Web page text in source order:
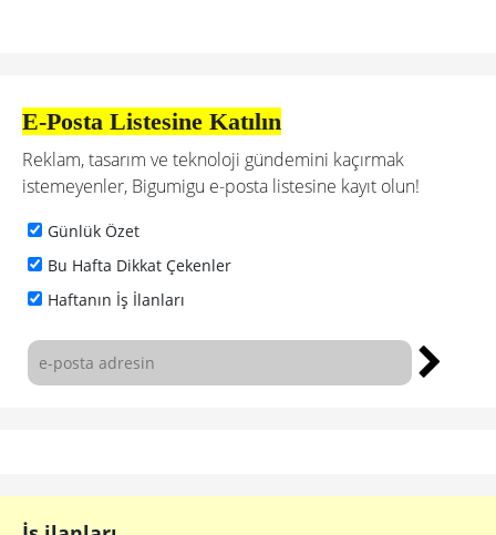
E-Posta Listesine Katılın
Reklam, tasarım ve teknoloji gündemini kaçırmak
istemeyenler, Bigumigu e-posta listesine kayıt olun!
Günlük Özet
Bu Hafta Dikkat Çekenler
Haftanın İş İlanları